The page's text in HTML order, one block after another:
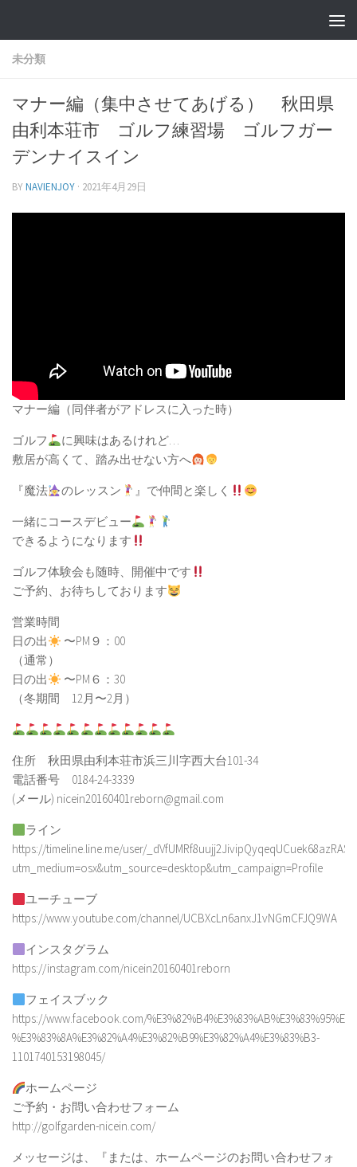
未分類
マナー編（集中させてあげる） 秋田県
由利本荘市 ゴルフ練習場 ゴルフガー
デンナイスイン
BYNAVIENJOY · 2021年4月29日
マナー編（同伴者がアドレスに入った時）
ゴルフ
に興味はあるけれど…
敷居が高くて、踏み出せない方へ
『魔法 のレッスン 』で仲間と楽しく
一緒にコースデビュー
できるようになります
ゴルフ体験会も随時、開催中です
ご予約、お待ちしております
営業時間
日の出
〜PM９：00
（通常）
日の出
〜PM６：30
（冬期間 12月〜2月）
住所 秋田県由利本荘市浜三川字西大台101-34
電話番号 0184-24-3339
(メール) nicein20160401reborn@gmail.com
ライン
https://timeline.line.me/user/
utm_medium=osx&utm_source=desktop&utm_campaign=Profile
ユーチューブ
https://www.youtube.com/channel/UCBXcLn6anxJ1vNGmCFJQ9WA
インスタグラム
https://instagram.com/nicein20160401reborn
フェイスブック
https://www.facebook.com/
%E3%83%8A%E3%82%A4%E3%82%B9%E3%82%A4%E3%83%B3-
1101740153198045/
ホームページ
ご予約・お問い合わせフォーム
http://golfgarden-nicein.com/
メッセージは、『または、ホームページのお問い合わせフォ